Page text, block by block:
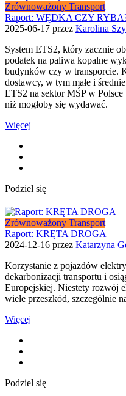
Zrównoważony Transport
Raport: WĘDKA CZY
2025-06-17 przez Karolina
System ETS2, który zacznie
podatek na paliwa kopalne
budynków czy w transporcie.
dostawcy, w tym małe i
ETS2 na sektor MŚP w
niż mogłoby się wydawać.
Więcej
Podziel się
Zrównoważony Transport
Raport: KRĘTA DROGA
2024-12-16 przez Katarzyna
Korzystanie z pojazdów
dekarbonizacji transportu i
Europejskiej. Niestety rozwój
wiele przeszkód, szczególnie
Więcej
Podziel się